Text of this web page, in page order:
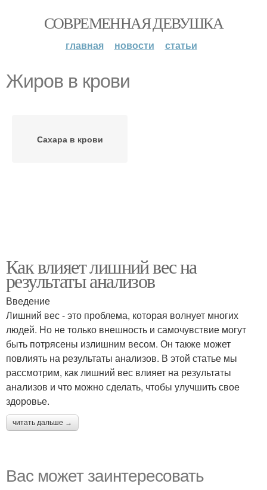
СОВРЕМЕННАЯ ДЕВУШКА
главная новости статьи
Жиров в крови
Сахара в крови
Как влияет лишний вес на
результаты анализов
Введение
Лишний вес - это проблема, которая волнует многих
людей. Но не только внешность и самочувствие могут
быть потрясены излишним весом. Он также может
повлиять на результаты анализов. В этой статье мы
рассмотрим, как лишний вес влияет на результаты
анализов и что можно сделать, чтобы улучшить свое
здоровье.
читать дальше →
Вас может заинтересовать